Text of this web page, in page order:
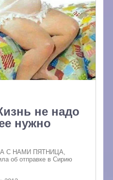
не надо
нужно
С НАМИ ПЯТНИЦА,
об отправке в Сирию